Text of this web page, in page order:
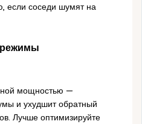
если соседи шумят на
мощностью —
и ухудшит обратный
Лучше оптимизируйте